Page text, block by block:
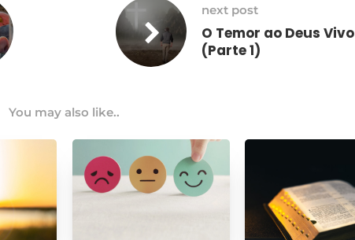
next post
O Temor ao Deus Vivo
(Parte 1)
You may also like..